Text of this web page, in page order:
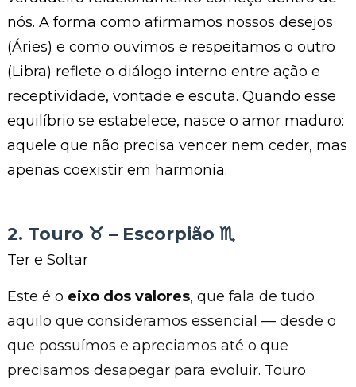
nós. A forma como afirmamos nossos desejos
(Áries) e como ouvimos e respeitamos o outro
(Libra) reflete o diálogo interno entre ação e
receptividade, vontade e escuta. Quando esse
equilíbrio se estabelece, nasce o amor maduro:
aquele que não precisa vencer nem ceder, mas
apenas coexistir em harmonia.
2. Touro ♉︎ – Escorpião ♏︎
Ter e Soltar
Este é o eixo dos valores, que fala de tudo
aquilo que consideramos essencial — desde o
que possuímos e apreciamos até o que
precisamos desapegar para evoluir. Touro